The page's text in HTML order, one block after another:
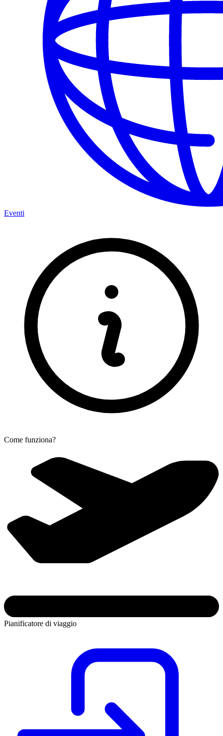
Eventi
Come funziona?
Pianificatore di viaggio